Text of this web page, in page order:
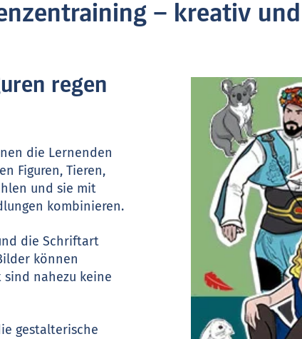
– kreativ
regen
die Lernenden
Figuren, Tieren,
und sie mit
kombinieren.
die Schriftart
können
nahezu keine
gestalterische